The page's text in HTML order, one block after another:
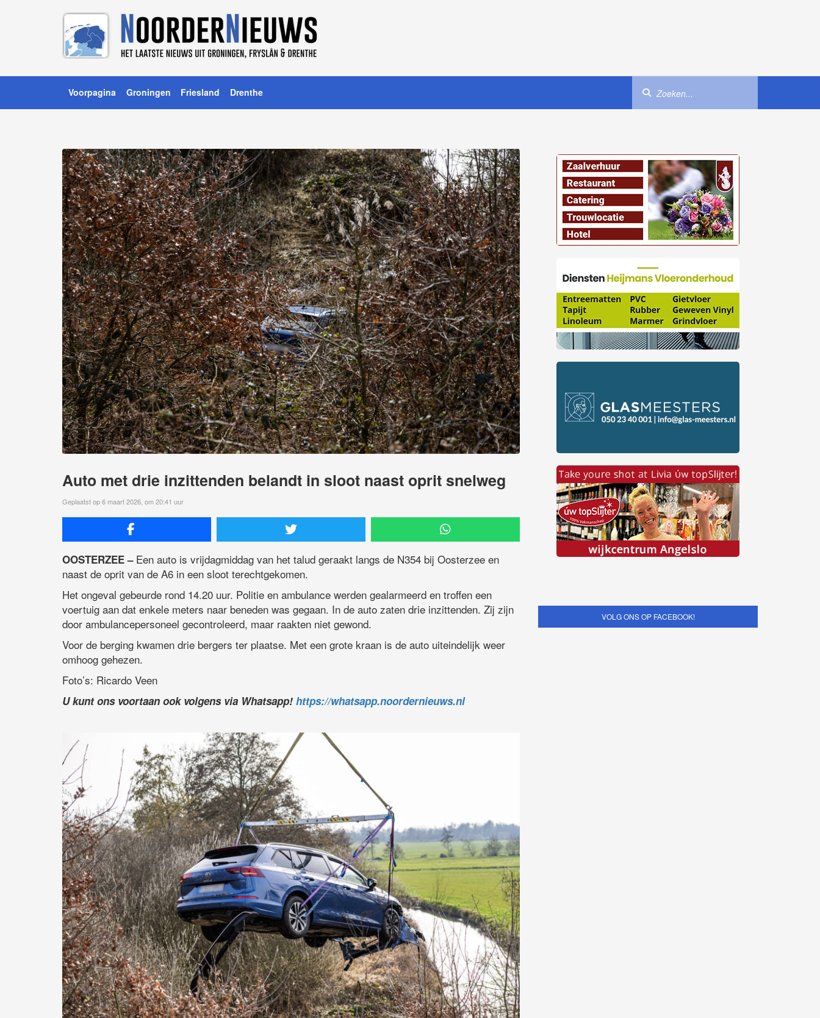
Voorpagina Groningen Friesland Drenthe
Auto met drie inzittenden belandt in sloot naast oprit snelweg
Geplaatst op 6 maart 2026, om 20:41 uur
OOSTERZEE –Een auto is vrijdagmiddag van het talud geraakt langs de N354 bij Oosterzee en
naast de oprit van de A6 in een sloot terechtgekomen.
Het ongeval gebeurde rond 14.20 uur. Politie en ambulance werden gealarmeerd en troffen een
voertuig aan dat enkele meters naar beneden was gegaan. In de auto zaten drie inzittenden. Zij zijn
door ambulancepersoneel gecontroleerd, maar raakten niet gewond.
Voor de berging kwamen drie bergers ter plaatse. Met een grote kraan is de auto uiteindelijk weer
omhoog gehezen.
Foto’s: Ricardo Veen
U kunt ons voortaan ook volgens via Whatsapp! https://whatsapp.noordernieuws.nl
VOLG ONS OP FACEBOOK!